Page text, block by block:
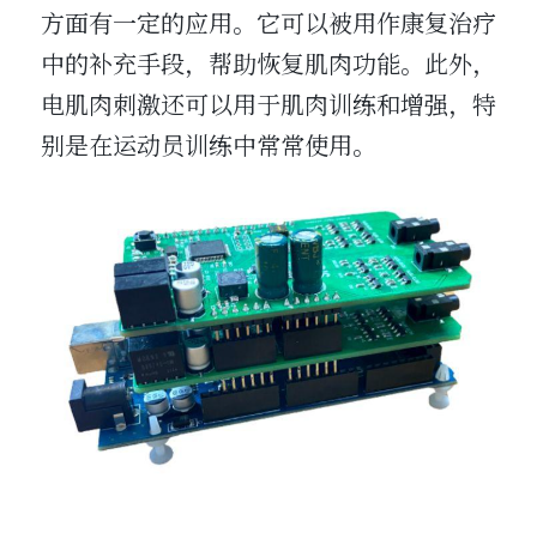
方面有一定的应用。它可以被用作康复治疗
中的补充手段，帮助恢复肌肉功能。此外，
电肌肉刺激还可以用于肌肉训练和增强，特
别是在运动员训练中常常使用。